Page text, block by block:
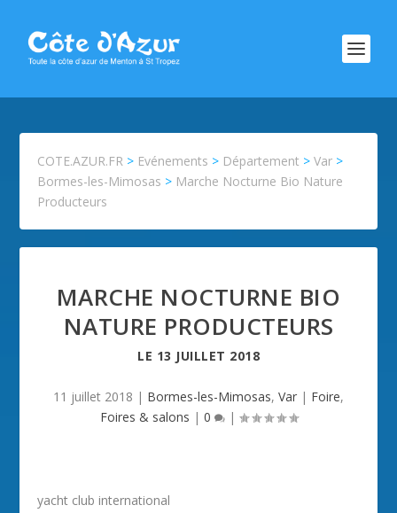
COTE.AZUR.FR > Evénements > Département >Var >
Bormes-les-Mimosas > Marche Nocturne Bio Nature
Producteurs
MARCHE NOCTURNE BIO
NATURE PRODUCTEURS
LE 13 JUILLET 2018
11 juillet 2018 | Bormes-les-Mimosas, Var | Foire,
Foires & salons | 0 |
yacht club international